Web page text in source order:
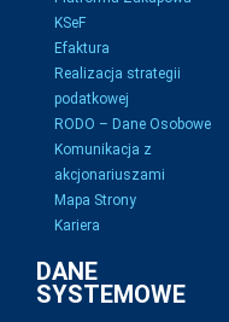
KSeF
Efaktura
Realizacja strategii
podatkowej
RODO – Dane Osobowe
Komunikacja z
akcjonariuszami
Mapa Strony
Kariera
DANE
SYSTEMOWE